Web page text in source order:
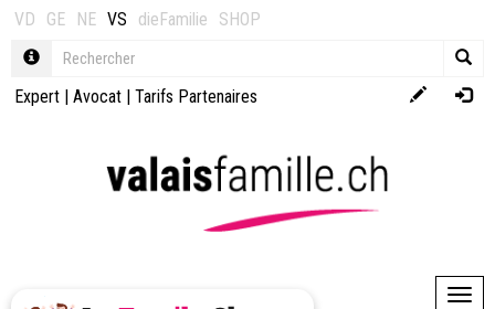
VD GE NE VS dieFamilie SHOP
Expert | Avocat | Tarifs Partenaires